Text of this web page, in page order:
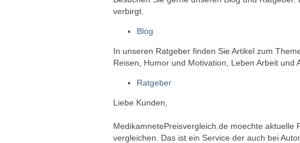
verbirgt.
Blog
In unseren Ratgeber finden Sie Artikel zum
Reisen, Humor und Motivation, Leben Arbeit und
Ratgeber
Liebe Kunden,
MedikamnetePreisvergleich.de moechte
vergleichen. Das ist ein Service der auch bei